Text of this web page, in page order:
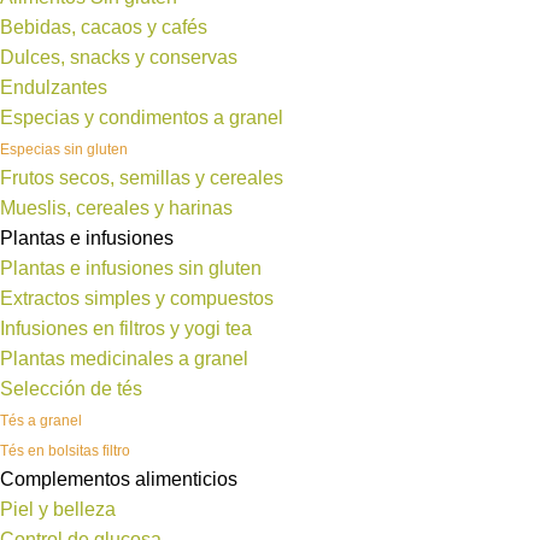
Bebidas, cacaos y cafés
Dulces, snacks y conservas
Endulzantes
Especias y condimentos a granel
Especias sin gluten
Frutos secos, semillas y cereales
Mueslis, cereales y harinas
Plantas e infusiones
Plantas e infusiones sin gluten
Extractos simples y compuestos
Infusiones en filtros y yogi tea
Plantas medicinales a granel
Selección de tés
Tés a granel
Tés en bolsitas filtro
Complementos alimenticios
Piel y belleza